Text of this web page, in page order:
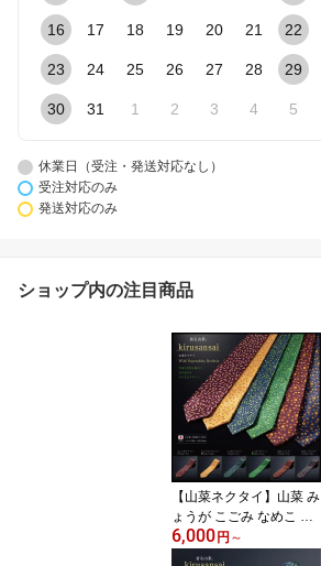
16 17 18 19 20 21 22
23 24 25 26 27 28 29
30 31 1 2 3 4 5
休業日（受注・発送対応なし）
受注対応のみ
発送対応のみ
ショップ内の注目商品
【山菜ネクタイ】山菜 み
ょうが こごみ なめこ 雪
国 新潟 十日町 シルク 国
産 メンズ
6,000円 ～